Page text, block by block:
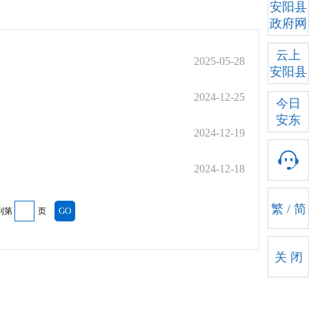
2025-05-28
2024-12-25
2024-12-19
2024-12-18
第 页
安阳县
政府网
云上
安阳县
今日
安东
繁 / 简
关 闭